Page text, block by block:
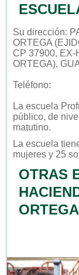
Su dirección:
ORTEGA
CP 37900, EX-
ORTEGA),
Teléfono:
La escuela
público, de
matutino.
La escuela
mujeres y 25
OTRAS